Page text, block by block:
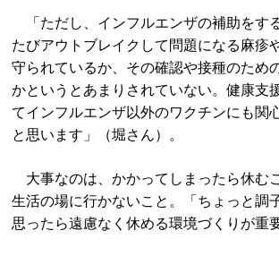
「ただし、インフルエンザの補助をす
たびアウトブレイクして問題になる麻疹
守られているか、その確認や接種のため
かというとあまりされていない。健康支
てインフルエンザ以外のワクチンにも関
と思います」（堀さん）。
大事なのは、かかってしまったら休む
生活の場に行かないこと。「ちょっと調
思ったら遠慮なく休める環境づくりが重